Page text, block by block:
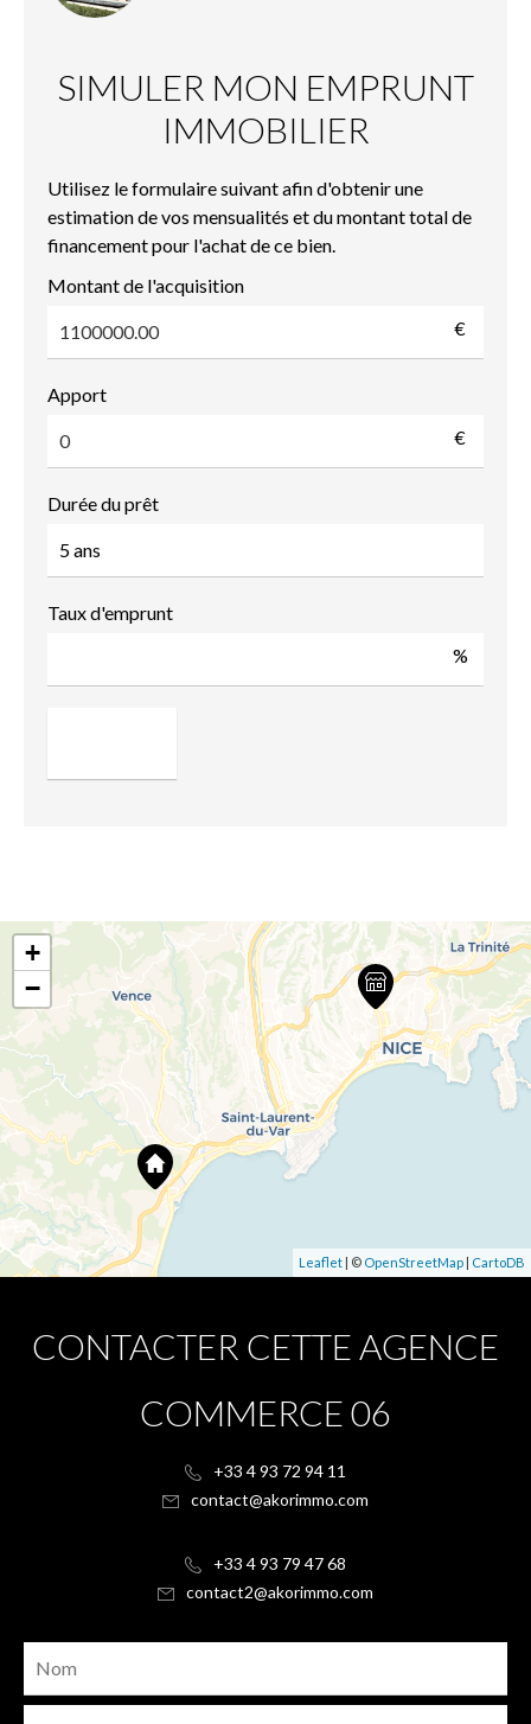
SIMULER MON EMPRUNT
IMMOBILIER
Utilisez le formulaire suivant afin d'obtenir une
estimation de vos mensualités et du montant total de
financement pour l'achat de ce bien.
Montant de l'acquisition
€
Apport
€
Durée du prêt
Taux d'emprunt
%
+
−
Leaflet | © OpenStreetMap | CartoDB
CONTACTER CETTE AGENCE
COMMERCE 06
+33 4 93 72 94 11
contact@akorimmo.com
+33 4 93 79 47 68
contact2@akorimmo.com